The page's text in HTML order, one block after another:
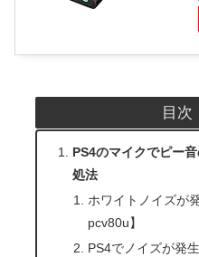
目次
PS4のマイクでピー
処法
ホワイトノイズが
pcv80u】
PS4でノイズが発